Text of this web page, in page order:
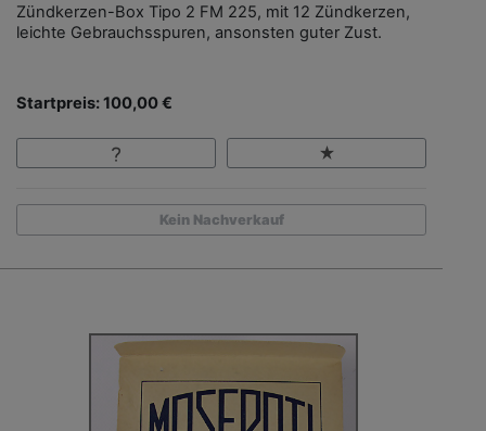
Zündkerzen-Box Tipo 2 FM 225, mit 12 Zündkerzen,
leichte Gebrauchsspuren, ansonsten guter Zust.
Startpreis: 100,00 €
Kein Nachverkauf